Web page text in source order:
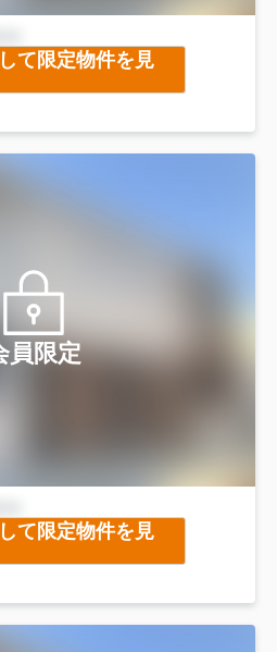
て限定物件を見
員限定
て限定物件を見